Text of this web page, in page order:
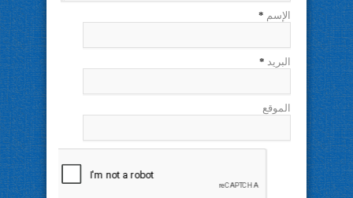
الإسم *
البريد *
الموقع